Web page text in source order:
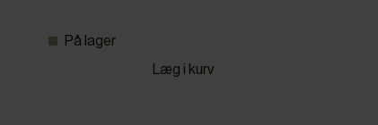
På lager
Læg i kurv